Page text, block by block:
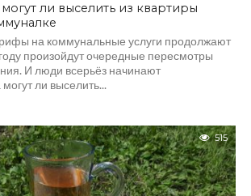
ли выселить из квартиры
на коммунальные услуги продолжают
произойдут очередные пересмотры
И люди всерьёз начинают
ли выселить...
515